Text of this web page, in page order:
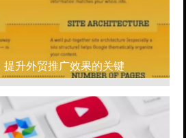
升外贸推广效果的关键